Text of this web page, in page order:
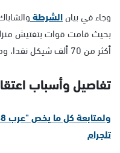
وجاء في بيانالشرطة
بحيث قامت قوات بتفتيش
أكثر من 70 ألف شيكل نقدا، ومئات الدولارات.
تفاصيل وأسباب
تلجرام